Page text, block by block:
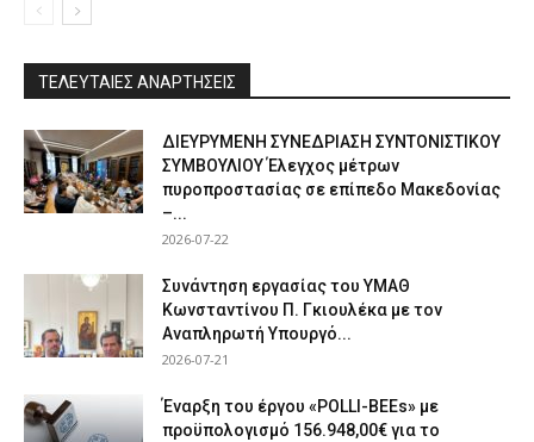
ΤΕΛΕΥΤΑΙΕΣ ΑΝΑΡΤΗΣΕΙΣ
ΔΙΕΥΡΥΜΕΝΗ ΣΥΝΕΔΡΙΑΣΗ ΣΥΝΤΟΝΙΣΤΙΚΟΥ
ΣΥΜΒΟΥΛΙΟΥ Έλεγχος μέτρων
πυροπροστασίας σε επίπεδο Μακεδονίας
–...
2026-07-22
Συνάντηση εργασίας του ΥΜΑΘ
Κωνσταντίνου Π. Γκιουλέκα με τον
Αναπληρωτή Υπουργό...
2026-07-21
Έναρξη του έργου «POLLI-BEEs» με
προϋπολογισμό 156.948,00€ για το